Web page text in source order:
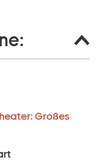
Großes